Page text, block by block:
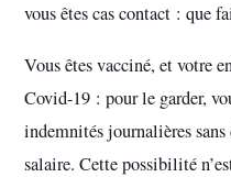
vous êtes cas contact : que
Vous êtes vacciné, et votre
Covid-19 : pour le garder,
indemnités journalières sans
salaire. Cette possibilité